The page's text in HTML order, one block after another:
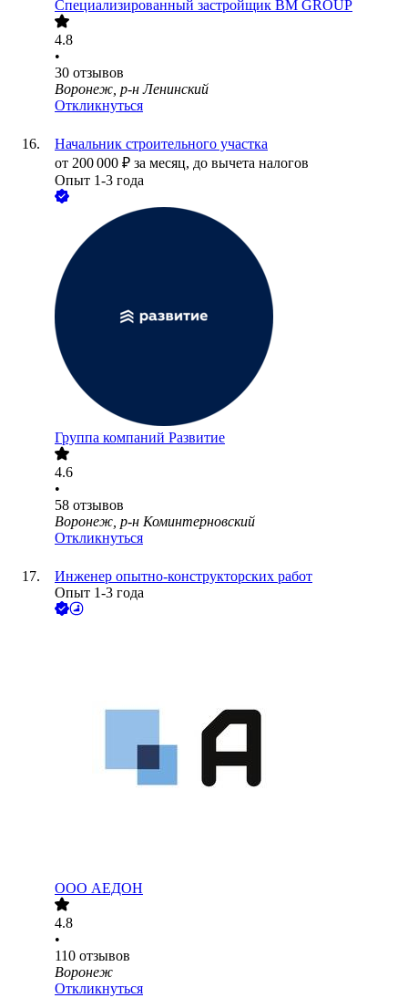
Специализированный застройщик BM GROUP
4.8
•
30 отзывов
Воронеж, р-н Ленинский
Откликнуться
Начальник строительного участка
от 200 000 ₽ за месяц, до вычета налогов
Опыт 1-3 года
Группа компаний Развитие
4.6
•
58 отзывов
Воронеж, р-н Коминтерновский
Откликнуться
Инженер опытно-конструкторских работ
Опыт 1-3 года
ООО АЕДОН
4.8
•
110 отзывов
Воронеж
Откликнуться